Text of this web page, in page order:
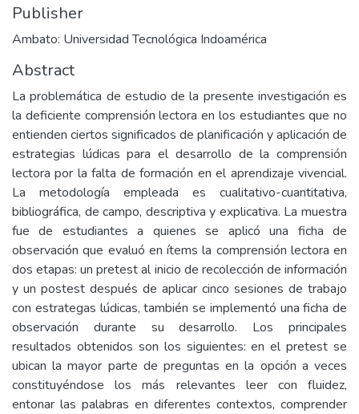
Publisher
Ambato: Universidad Tecnológica Indoamérica
Abstract
La problemática de estudio de la presente investigación es
la deficiente comprensión lectora en los estudiantes que no
entienden ciertos significados de planificación y aplicación de
estrategias lúdicas para el desarrollo de la comprensión
lectora por la falta de formación en el aprendizaje vivencial.
La metodología empleada es cualitativo-cuantitativa,
bibliográfica, de campo, descriptiva y explicativa. La muestra
fue de estudiantes a quienes se aplicó una ficha de
observación que evaluó en ítems la comprensión lectora en
dos etapas: un pretest al inicio de recolección de información
y un postest después de aplicar cinco sesiones de trabajo
con estrategas lúdicas, también se implementó una ficha de
observación durante su desarrollo. Los principales
resultados obtenidos son los siguientes: en el pretest se
ubican la mayor parte de preguntas en la opción a veces
constituyéndose los más relevantes leer con fluidez,
entonar las palabras en diferentes contextos, comprender